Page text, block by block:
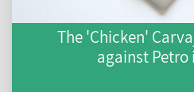
The 'Chicken'
against Petro